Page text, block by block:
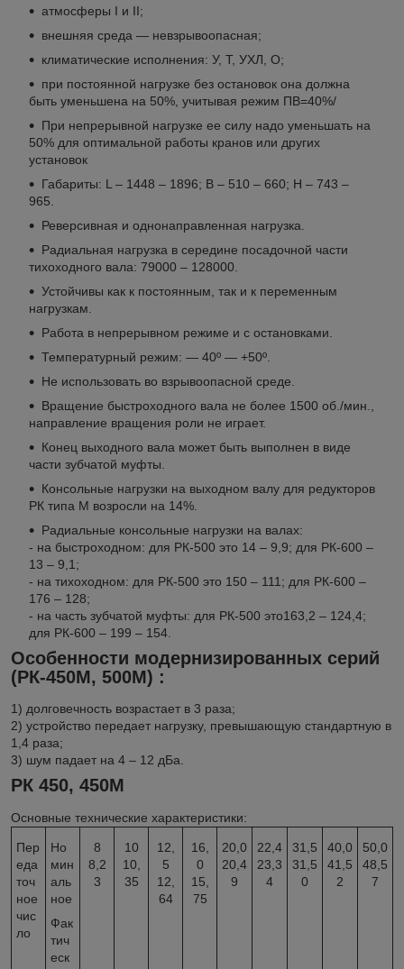
атмосферы I и II;
внешняя среда — невзрывоопасная;
климатические исполнения: У, Т, УХЛ, О;
при постоянной нагрузке без остановок она должна
быть уменьшена на 50%, учитывая режим ПВ=40%/
При непрерывной нагрузке ее силу надо уменьшать на
50% для оптимальной работы кранов или других
установок
Габариты: L – 1448 – 1896; B – 510 – 660; H – 743 –
965.
Реверсивная и однонаправленная нагрузка.
Радиальная нагрузка в середине посадочной части
тихоходного вала: 79000 – 128000.
Устойчивы как к постоянным, так и к переменным
нагрузкам.
Работа в непрерывном режиме и с остановками.
Температурный режим: — 40º — +50º.
Не использовать во взрывоопасной среде.
Вращение быстроходного вала не более 1500 об./мин.,
направление вращения роли не играет.
Конец выходного вала может быть выполнен в виде
части зубчатой муфты.
Консольные нагрузки на выходном валу для редукторов
РК типа М возросли на 14%.
Радиальные консольные нагрузки на валах:
- на быстроходном: для РК-500 это 14 – 9,9; для РК-600 –
13 – 9,1;
- на тихоходном: для РК-500 это 150 – 111; для РК-600 –
176 – 128;
- на часть зубчатой муфты: для РК-500 это163,2 – 124,4;
для РК-600 – 199 – 154.
Особенности модернизированных серий
(РК-450М, 500М) :
1) долговечность возрастает в 3 раза;
2) устройство передает нагрузку, превышающую стандартную в
1,4 раза;
3) шум падает на 4 – 12 дБа.
РК 450, 450М
Основные технические характеристики:
Пер
еда
точ
ное
чис
ло
Но
мин
аль
ное
Фак
тич
еск
8
8,2
3
10
10,
35
12,
5
12,
64
16,
0
15,
75
20,0
20,4
9
22,4
23,3
4
31,5
31,5
0
40,0
41,5
2
50,0
48,5
7